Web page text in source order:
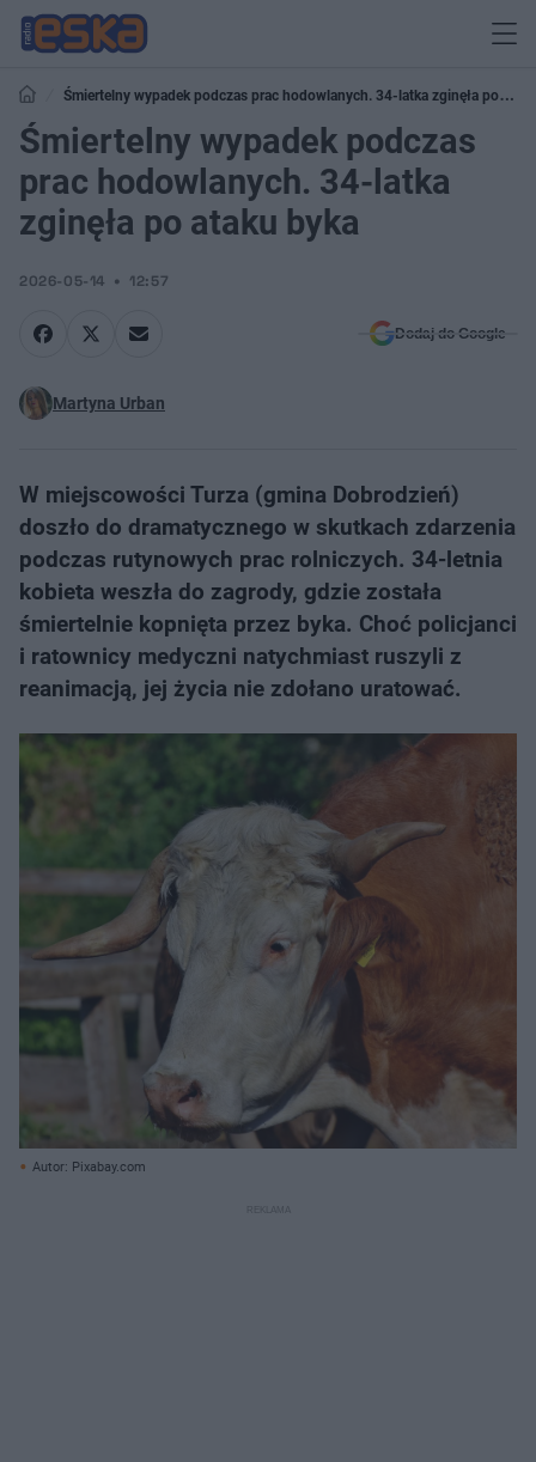
Śmiertelny wypadek podczas prac hodowlanych. 34-latka zginęła po
ataku byka
Śmiertelny wypadek podczas
prac hodowlanych. 34-latka
zginęła po ataku byka
2026-05-14 12:57
Dodaj do Google
Martyna Urban
W miejscowości Turza (gmina Dobrodzień)
doszło do dramatycznego w skutkach zdarzenia
podczas rutynowych prac rolniczych. 34-letnia
kobieta weszła do zagrody, gdzie została
śmiertelnie kopnięta przez byka. Choć policjanci
i ratownicy medyczni natychmiast ruszyli z
reanimacją, jej życia nie zdołano uratować.
Autor: Pixabay.com